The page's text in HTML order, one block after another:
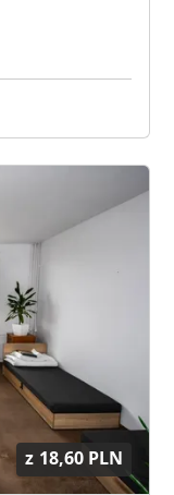
z 18,60 PLN